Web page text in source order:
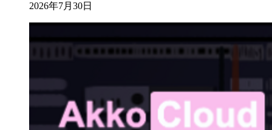
2026年7月30日